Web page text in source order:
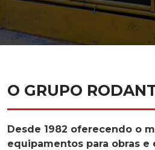
O GRUPO
Desde 1982 oferecendo o
equipamentos para obras e